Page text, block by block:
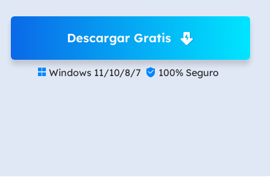
Descargar Gratis
 Windows 11/10/8/7  100% Seguro